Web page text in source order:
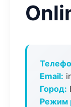
Email:
Город:
Режим